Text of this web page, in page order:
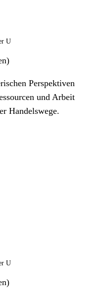
U
Perspektiven
und Arbeit
Handelswege.
U